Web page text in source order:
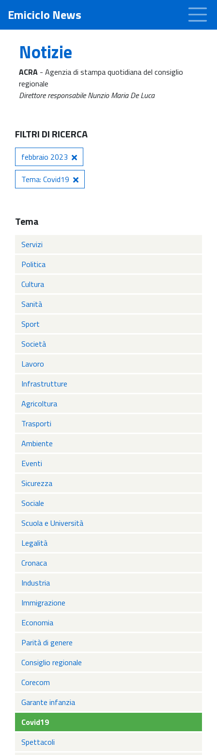
Emiciclo News
Notizie
ACRA - Agenzia di stampa quotidiana del consiglio
regionale
Direttore responsabile Nunzio Maria De Luca
FILTRI DI RICERCA
febbraio 2023
Tema: Covid19
Tema
Servizi
Politica
Cultura
Sanità
Sport
Società
Lavoro
Infrastrutture
Agricoltura
Trasporti
Ambiente
Eventi
Sicurezza
Sociale
Scuola e Università
Legalità
Cronaca
Industria
Immigrazione
Economia
Parità di genere
Consiglio regionale
Corecom
Garante infanzia
Covid19
Spettacoli